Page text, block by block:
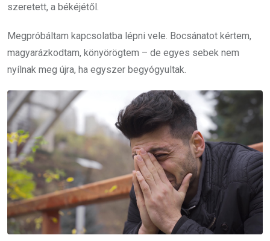
szeretett, a békéjétől.
Megpróbáltam kapcsolatba lépni vele. Bocsánatot kértem,
magyarázkodtam, könyörögtem – de egyes sebek nem
nyílnak meg újra, ha egyszer begyógyultak.